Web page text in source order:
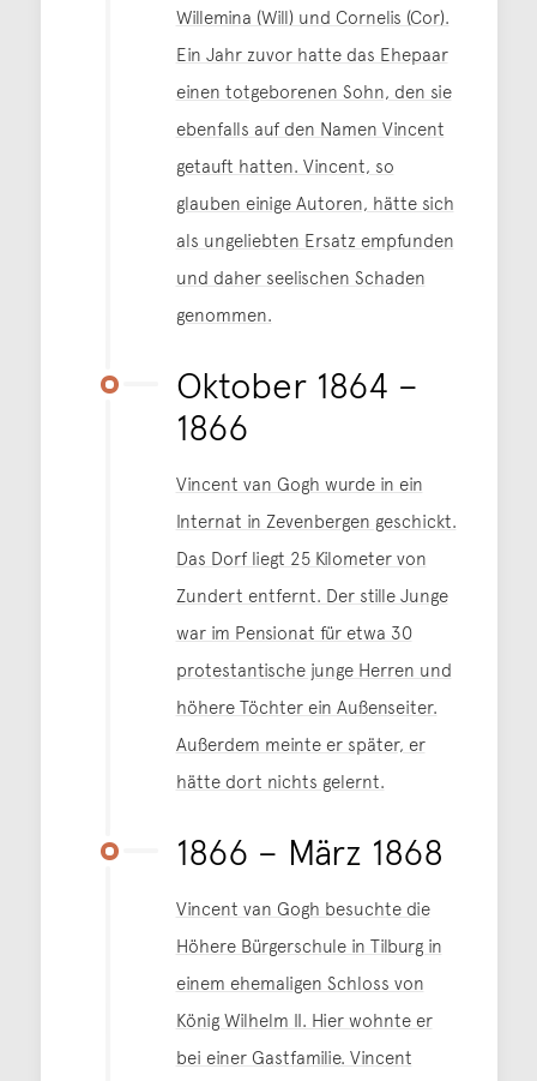
Willemina (Will) und Cornelis (Cor).
Ein Jahr zuvor hatte das Ehepaar
einen totgeborenen Sohn, den sie
ebenfalls auf den Namen Vincent
getauft hatten. Vincent, so
glauben einige Autoren, hätte sich
als ungeliebten Ersatz empfunden
und daher seelischen Schaden
genommen.
Oktober 1864 –
1866
Vincent van Gogh wurde in ein
Internat in Zevenbergen geschickt.
Das Dorf liegt 25 Kilometer von
Zundert entfernt. Der stille Junge
war im Pensionat für etwa 30
protestantische junge Herren und
höhere Töchter ein Außenseiter.
Außerdem meinte er später, er
hätte dort nichts gelernt.
1866 – März 1868
Vincent van Gogh besuchte die
Höhere Bürgerschule in Tilburg in
einem ehemaligen Schloss von
König Wilhelm II. Hier wohnte er
bei einer Gastfamilie. Vincent